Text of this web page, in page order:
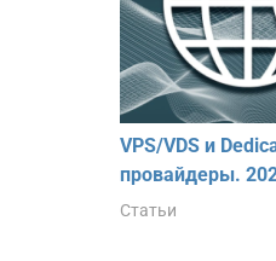
VPS/VDS и
провайдеры.
Статьи